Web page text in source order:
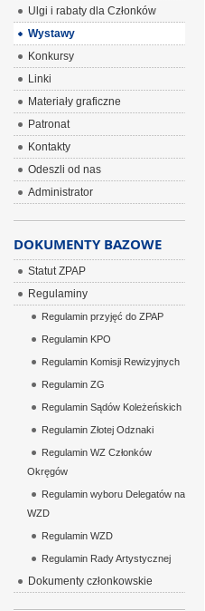
Ulgi i rabaty dla Członków
Wystawy
Konkursy
Linki
Materiały graficzne
Patronat
Kontakty
Odeszli od nas
Administrator
DOKUMENTY BAZOWE
Statut ZPAP
Regulaminy
Regulamin przyjęć do ZPAP
Regulamin KPO
Regulamin Komisji Rewizyjnych
Regulamin ZG
Regulamin Sądów Koleżeńskich
Regulamin Złotej Odznaki
Regulamin WZ Członków
Okręgów
Regulamin wyboru Delegatów na
WZD
Regulamin WZD
Regulamin Rady Artystycznej
Dokumenty członkowskie